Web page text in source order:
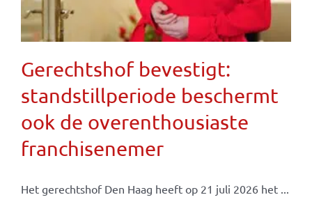
Gerechtshof bevestigt:
standstillperiode beschermt
ook de overenthousiaste
franchisenemer
Het gerechtshof Den Haag heeft op 21 juli 2026 het ...